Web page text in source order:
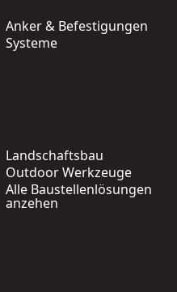
Anker & Befestigungen
Systeme
Landschaftsbau
Outdoor Werkzeuge
Alle Baustellenlösungen
anzehen